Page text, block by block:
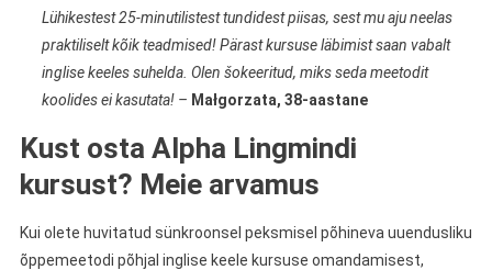
Lühikestest 25-minutilistest tundidest piisas, sest mu aju neelas
praktiliselt kõik teadmised! Pärast kursuse läbimist saan vabalt
inglise keeles suhelda. Olen šokeeritud, miks seda meetodit
koolides ei kasutata! – Małgorzata, 38-aastane
Kust osta Alpha Lingmindi
kursust? Meie arvamus
Kui olete huvitatud sünkroonsel peksmisel põhineva uuendusliku
õppemeetodi põhjal inglise keele kursuse omandamisest,